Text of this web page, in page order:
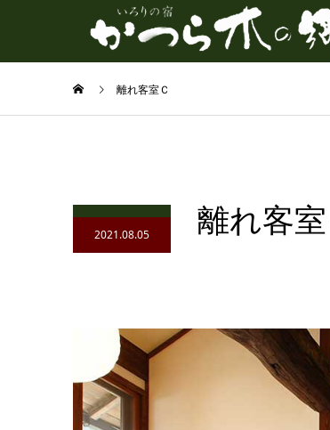
離れ客室Ｃ
2021.08.05 離れ客室